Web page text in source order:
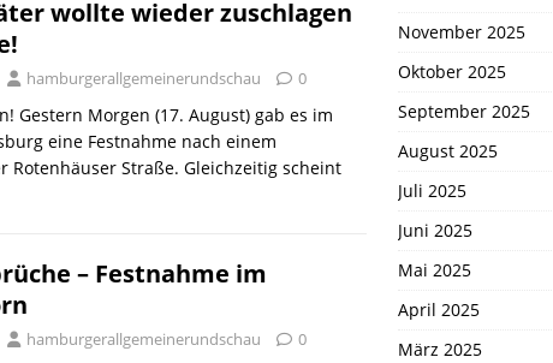
wollte wieder zuschlagen
hamburgerallgemeinerundschau 0
Gestern Morgen (17. August) gab es im
eine Festnahme nach einem
Rotenhäuser Straße. Gleichzeitig scheint
– Festnahme im
hamburgerallgemeinerundschau 0
November 2025
Oktober 2025
September 2025
August 2025
Juli 2025
Juni 2025
Mai 2025
April 2025
März 2025